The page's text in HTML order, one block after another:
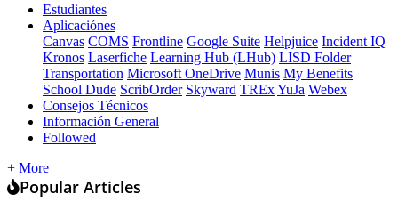
Estudiantes
Aplicaciónes
Canvas COMS Frontline Google Suite Helpjuice Incident IQ
Kronos Laserfiche Learning Hub (LHub) LISD Folder
Transportation Microsoft OneDrive Munis My Benefits
School Dude ScribOrder Skyward TRExYuJa Webex
Consejos Técnicos
Información General
Followed
+ More
Popular Articles